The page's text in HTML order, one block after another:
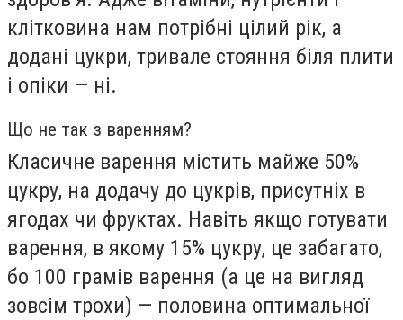
клітковина нам потрібні цілий рік, а
додані цукри, тривале стояння біля плити
і опіки — ні.
Що не так з варенням?
Класичне варення містить майже 50%
цукру, на додачу до цукрів, присутніх в
ягодах чи фруктах. Навіть якщо готувати
варення, в якому 15% цукру, це забагато,
бо 100 грамів варення (а це на вигляд
зовсім трохи) — половина оптимальної